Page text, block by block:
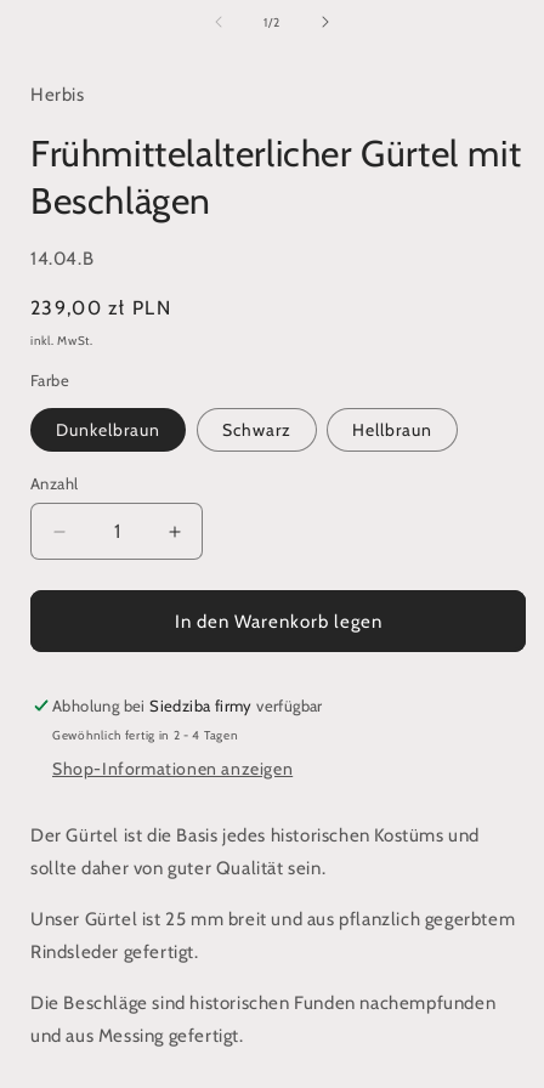
1/von
2
Herbis
Frühmittelalterlicher Gürtel mit
Beschlägen
SKU:
14.04.B
Normaler
Preis
239,00 zł PLN
inkl. MwSt.
Farbe
Dunkelbraun Schwarz Hellbraun
Anzahl
Verringere
die
Menge
mit
Beschlägen
Erhöhe
die
Menge
für
mit
Beschlägen
In den Warenkorb legen
Abholung beiSiedziba firmy verfügbar
Gewöhnlich fertig in 2 - 4 Tagen
Shop-Informationen anzeigen
Der Gürtel ist die Basis jedes historischen Kostüms und
sollte daher von guter Qualität sein.
Unser Gürtel ist 25 mm breit und aus pflanzlich gegerbtem
Rindsleder gefertigt.
Die Beschläge sind historischen Funden nachempfunden
und aus Messing gefertigt.